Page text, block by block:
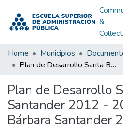
&
Home Municipios
Plan de Desarrollo Santa Bárbara Santander 2012 - 2015: PD Santa Bárbara Santander 2012 - 2015
Plan de Desarrollo
Santander 2012 -
Bárbara Santander